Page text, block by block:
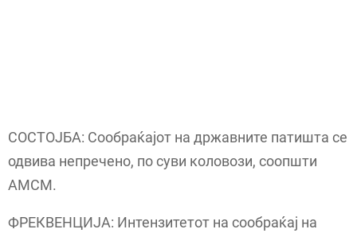
СОСТОЈБА: Сообраќајот на државните патишта се
одвива непречено, по суви коловози, соопшти
АМСМ.
ФРЕКВЕНЦИЈА: Интензитетот на сообраќај на